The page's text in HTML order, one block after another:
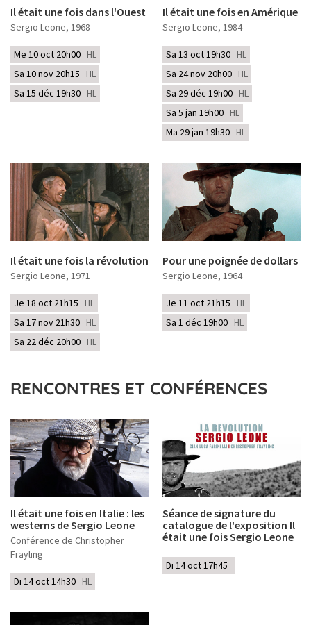
Il était une fois dans l'Ouest
Sergio Leone, 1968
Me 10 oct 20h00 HL
Sa 10 nov 20h15 HL
Sa 15 déc 19h30 HL
Il était une fois en Amérique
Sergio Leone, 1984
Sa 13 oct 19h30 HL
Sa 24 nov 20h00 HL
Sa 29 déc 19h00 HL
Sa 5 jan 19h00 HL
Ma 29 jan 19h30 HL
Il était une fois la révolution
Sergio Leone, 1971
Je 18 oct 21h15 HL
Sa 17 nov 21h30 HL
Sa 22 déc 20h00 HL
Pour une poignée de dollars
Sergio Leone, 1964
Je 11 oct 21h15 HL
Sa 1 déc 19h00 HL
RENCONTRES ET CONFÉRENCES
Il était une fois en Italie : les
westerns de Sergio Leone
Conférence de Christopher
Frayling
Di 14 oct 14h30 HL
Séance de signature du
catalogue de l'exposition Il
était une fois Sergio Leone
Di 14 oct 17h45